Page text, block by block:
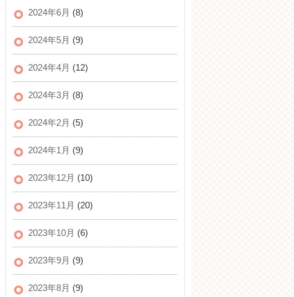
2024年6月 (8)
2024年5月 (9)
2024年4月 (12)
2024年3月 (8)
2024年2月 (5)
2024年1月 (9)
2023年12月 (10)
2023年11月 (20)
2023年10月 (6)
2023年9月 (9)
2023年8月 (9)